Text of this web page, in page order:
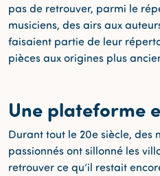
pas de retrouver, parmi le
musiciens, des airs aux
faisaient partie de leur
pièces aux origines plus
Une plateforme
Durant tout le 20e siècle, des
passionnés ont sillonné les
retrouver ce qu’il restait